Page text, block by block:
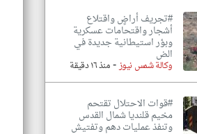
#تجريف أراضٍ واقتلاع
أشجار واقتحامات عسكرية
وبؤر استيطانية جديدة في
الض
وكالة شمس نيوز-منذ ١٦ دقيقة
#قوات الاحتلال تقتحم
مخيم قلنديا شمال القدس
وتنفذ عمليات دهم وتفتيش